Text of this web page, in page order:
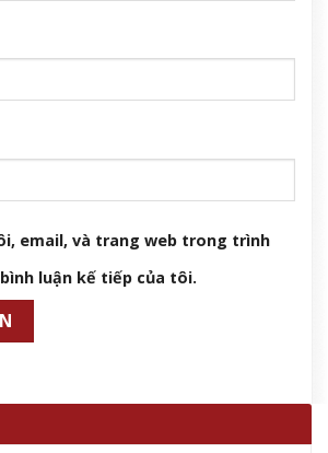
email, và trang web trong trình
luận kế tiếp của tôi.